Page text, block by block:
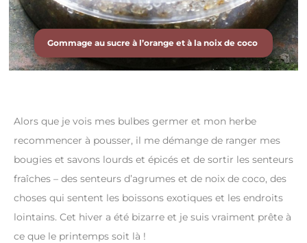
Gommage au sucre à l’orange et à la noix de coco
Alors que je vois mes bulbes germer et mon herbe
recommencer à pousser, il me démange de ranger mes
bougies et savons lourds et épicés et de sortir les senteurs
fraîches – des senteurs d’agrumes et de noix de coco, des
choses qui sentent les boissons exotiques et les endroits
lointains. Cet hiver a été bizarre et je suis vraiment prête à
ce que le printemps soit là !